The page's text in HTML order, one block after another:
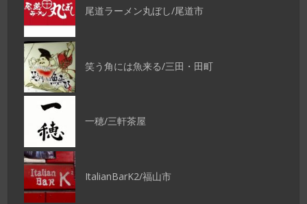
尾道ラーメン丸ぼし/尾道市
笑う角には魚来る/三田・田町
一穂/三軒茶屋
ItalianBarK2/福山市